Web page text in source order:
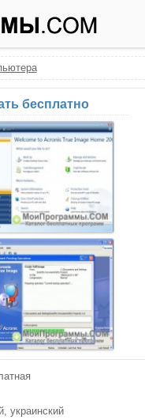
бесплатно
украинский